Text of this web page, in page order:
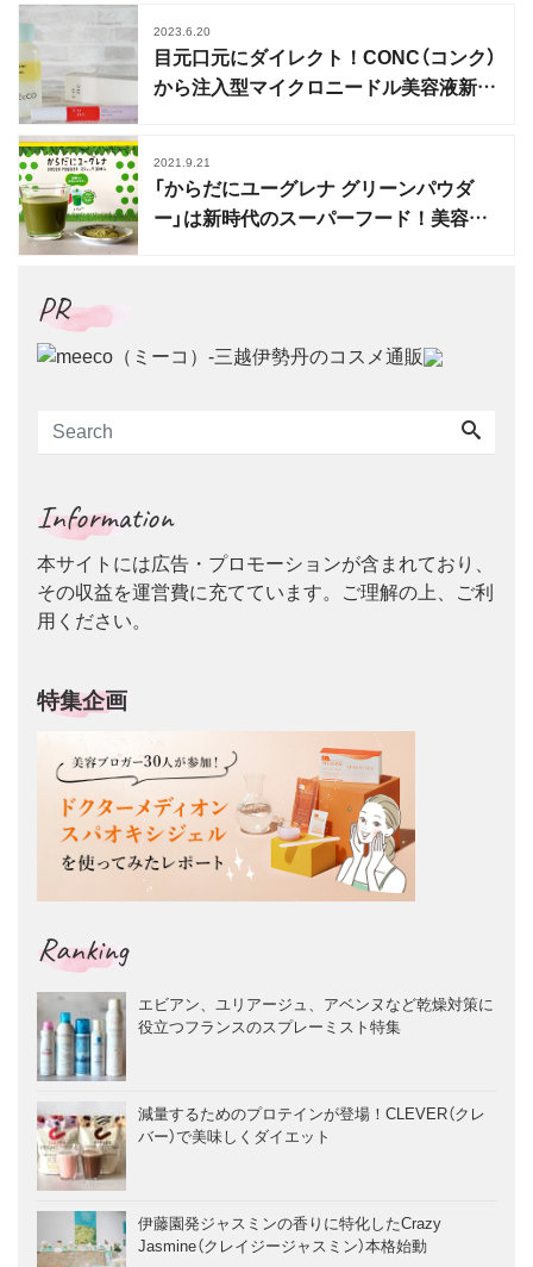
2023.6.20
目元口元にダイレクト！CONC（コンク）
から注入型マイクロニードル美容液新発
2021.9.21
「からだにユーグレナ グリーンパウダ
ー」は新時代のスーパーフード！美容と
PR
Information
本サイトには広告・プロモーションが含まれており、
その収益を運営費に充てています。ご理解の上、ご利
用ください。
特集企画
Ranking
エビアン、ユリアージュ、アベンヌなど乾燥対策に
役立つフランスのスプレーミスト特集
減量するためのプロテインが登場！CLEVER（クレ
バー）で美味しくダイエット
伊藤園発ジャスミンの香りに特化したCrazy
Jasmine（クレイジージャスミン）本格始動